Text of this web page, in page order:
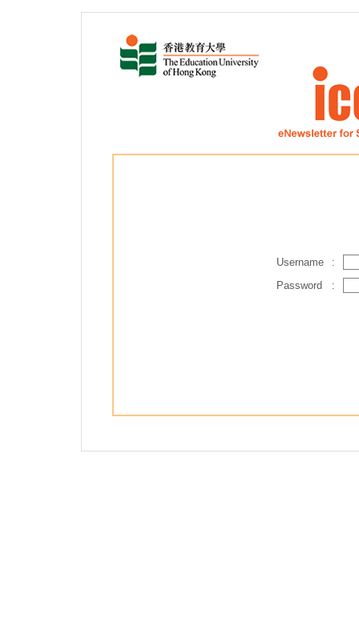
Username
:
Password
: